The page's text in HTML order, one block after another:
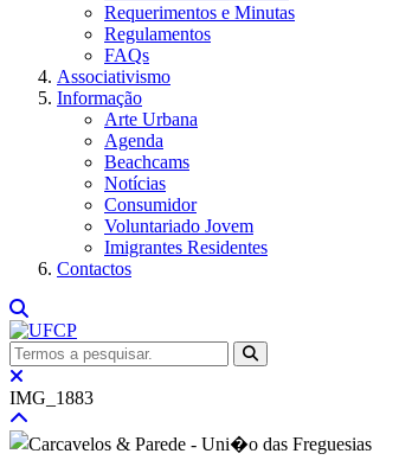
Requerimentos e Minutas
Regulamentos
FAQs
Associativismo
Informação
Arte Urbana
Agenda
Beachcams
Notícias
Consumidor
Voluntariado Jovem
Imigrantes Residentes
Contactos
IMG_1883